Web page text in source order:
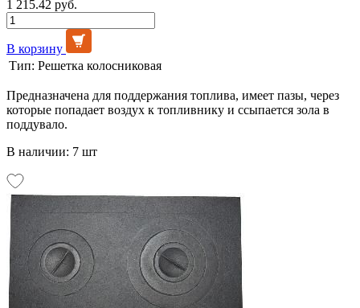
1 215.42 руб.
В корзину
Тип: Решетка колосниковая
Предназначена для поддержания топлива, имеет пазы, через
которые попадает воздух к топливнику и ссыпается зола в
поддувало.
В наличии: 7 шт